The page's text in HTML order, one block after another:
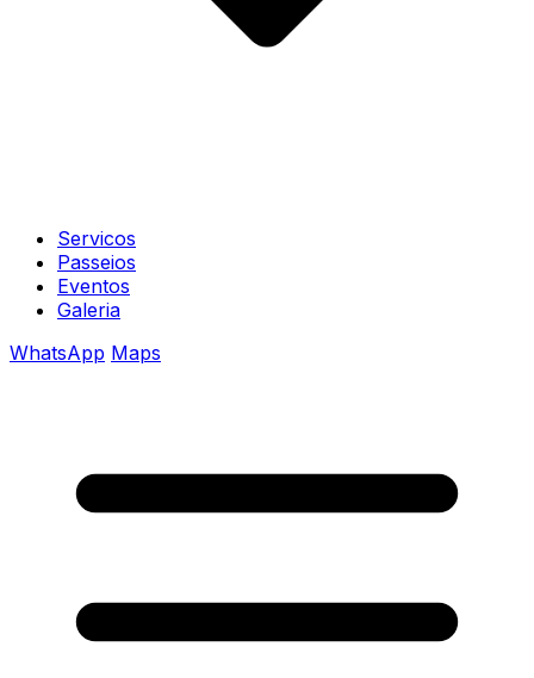
Servicos
Passeios
Eventos
Galeria
WhatsApp Maps